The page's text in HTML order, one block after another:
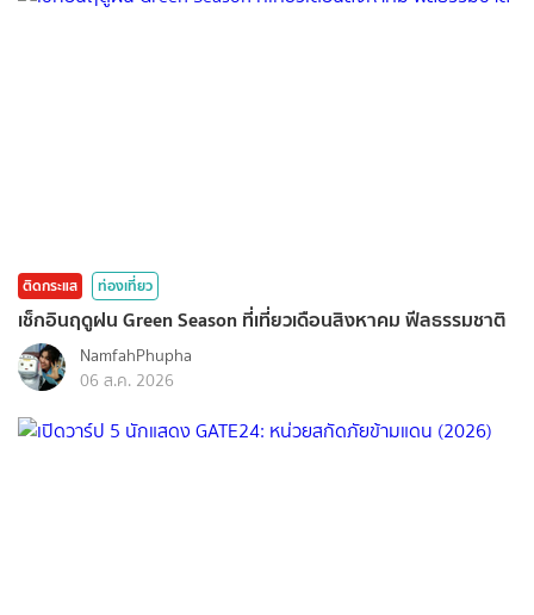
ติดกระแส ท่องเที่ยว
เช็กอินฤดูฝน Green Season ที่เที่ยวเดือนสิงหาคม ฟีลธรรมชาติ
NamfahPhupha
06 ส.ค. 2026